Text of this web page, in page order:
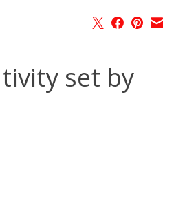
set by
is